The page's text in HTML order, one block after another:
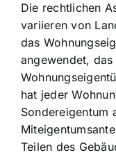
Die rechtlichen
variieren von
das
angewendet,
hat jeder
Sondereigentum
Teilen des